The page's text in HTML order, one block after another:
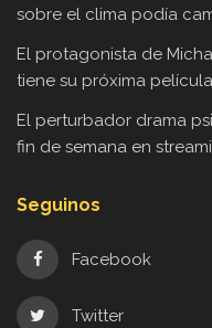
sobre el clima podía
El protagonista de
tiene su próxima película
El perturbador drama
fin de semana en
Seguinos
Facebook
Twitter